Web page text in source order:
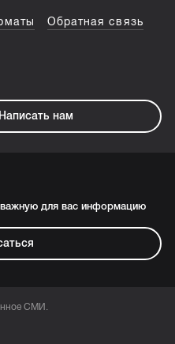
Обратная связь
Написать нам
важную для вас информацию
СМИ.